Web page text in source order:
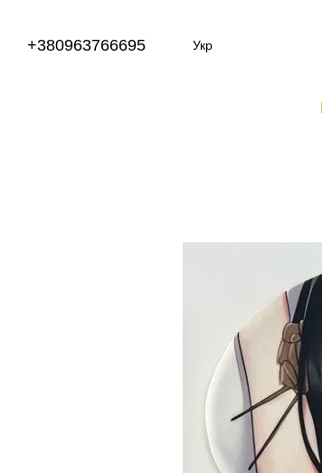
+380963766695 Укр